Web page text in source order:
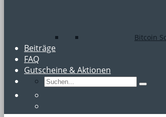
Bitcoin
Beiträge
FAQ
Gutscheine & Aktionen